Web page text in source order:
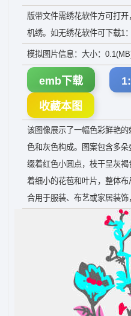
版带文件需绣花软件方可打
机绣。如无绣花软件可下载1
模拟图片信息：大小：
emb下载
收藏本图
该图像展示了一幅色彩鲜艳
色和灰色构成。图案包含多
缀着红色小圆点，枝干呈灰
着细小的花苞和叶片，整体
合用于服装、布艺或家居装饰